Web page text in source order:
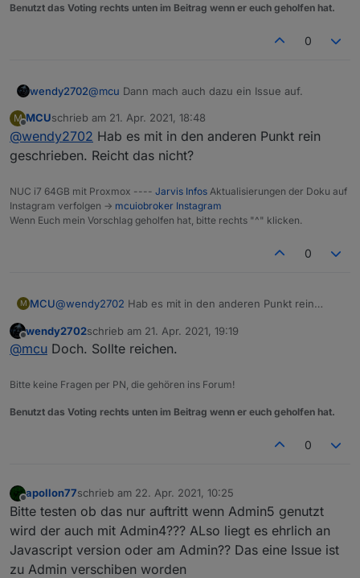
Benutzt das Voting rechts unten im Beitrag wenn er euch geholfen hat.
0
wendy2702@mcu Dann mach auch dazu ein Issue auf.
M
Offline
MCUschrieb am 21. Apr. 2021, 18:48
zuletzt editiert von
@wendy2702 Hab es mit in den anderen Punkt rein
geschrieben. Reicht das nicht?
NUC i7 64GB mit Proxmox ---- Jarvis Infos Aktualisierungen der Doku auf
Instagram verfolgen -> mcuiobroker Instagram
Wenn Euch mein Vorschlag geholfen hat, bitte rechts "^" klicken.
0
M MCU@wendy2702 Hab es mit in den anderen Punkt rein
Offline
wendy2702schrieb am 21. Apr. 2021, 19:19
zuletzt editiert von
@mcu Doch. Sollte reichen.
Bitte keine Fragen per PN, die gehören ins Forum!
Benutzt das Voting rechts unten im Beitrag wenn er euch geholfen hat.
0
Offline
apollon77schrieb am 22. Apr. 2021, 10:25
zuletzt editiert von
Bitte testen ob das nur auftritt wenn Admin5 genutzt
wird der auch mit Admin4??? ALso liegt es ehrlich an
Javascript version oder am Admin?? Das eine Issue ist
zu Admin verschiben worden